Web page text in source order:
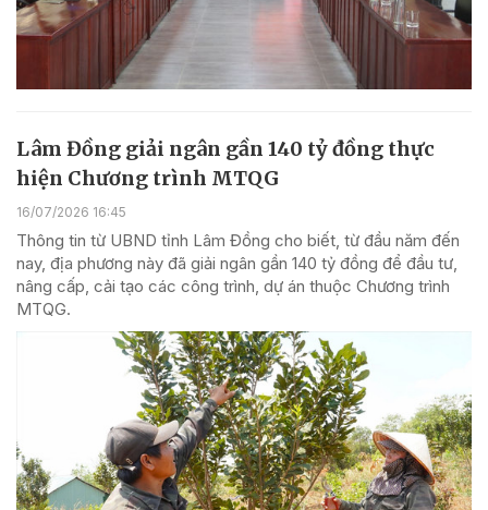
Lâm Đồng giải ngân gần 140 tỷ đồng thực
hiện Chương trình MTQG
16/07/2026 16:45
Thông tin từ UBND tỉnh Lâm Đồng cho biết, từ đầu năm đến
nay, địa phương này đã giải ngân gần 140 tỷ đồng để đầu tư,
nâng cấp, cải tạo các công trình, dự án thuộc Chương trình
MTQG.